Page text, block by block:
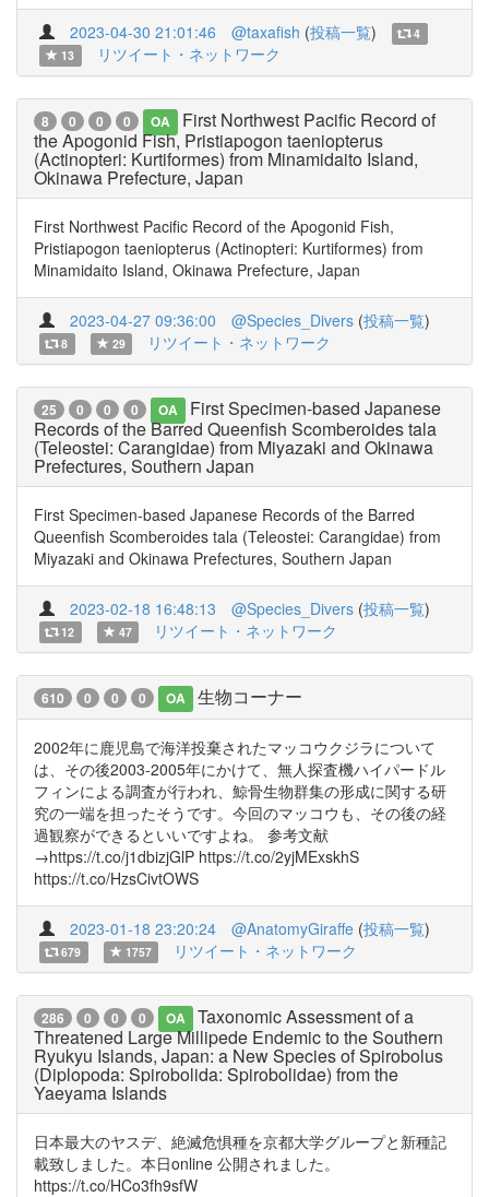
2023-04-30 21:01:46 @taxafish (投稿一覧)
4
13
リツイート・ネットワーク
8 0 0 0 OA
First Northwest Pacific Record of
the Apogonid Fish, Pristiapogon taeniopterus
(Actinopteri: Kurtiformes) from Minamidaito Island,
Okinawa Prefecture, Japan
First Northwest Pacific Record of the Apogonid Fish,
Pristiapogon taeniopterus (Actinopteri: Kurtiformes) from
Minamidaito Island, Okinawa Prefecture, Japan
2023-04-27 09:36:00 @Species_Divers (投稿一覧)
8 29 リツイート・ネットワーク
25 0 0 0 OA
First Specimen-based Japanese
Records of the Barred Queenfish Scomberoides tala
(Teleostei: Carangidae) from Miyazaki and Okinawa
Prefectures, Southern Japan
First Specimen-based Japanese Records of the Barred
Queenfish Scomberoides tala (Teleostei: Carangidae) from
Miyazaki and Okinawa Prefectures, Southern Japan
2023-02-18 16:48:13 @Species_Divers (投稿一覧)
12 47 リツイート・ネットワーク
610 0 0 0 OA 生物コーナー
2002年に鹿児島で海洋投棄されたマッコウクジラについて
は、その後2003-2005年にかけて、無人探査機ハイパードル
フィンによる調査が行われ、鯨骨生物群集の形成に関する研
究の一端を担ったそうです。今回のマッコウも、その後の経
過観察ができるといいですよね。 参考文献
→https://t.co/j1dbizjGlP https://t.co/2yjMExskhS
https://t.co/HzsCivtOWS
2023-01-18 23:20:24 @AnatomyGiraffe (投稿一覧)
679 1757 リツイート・ネットワーク
286 0 0 0 OA
Taxonomic Assessment of a
Threatened Large Millipede Endemic to the Southern
Ryukyu Islands, Japan: a New Species of Spirobolus
(Diplopoda: Spirobolida: Spirobolidae) from the
Yaeyama Islands
日本最大のヤスデ、絶滅危惧種を京都大学グループと新種記
載致しました。本日online 公開されました。
https://t.co/HCo3fh9sfW